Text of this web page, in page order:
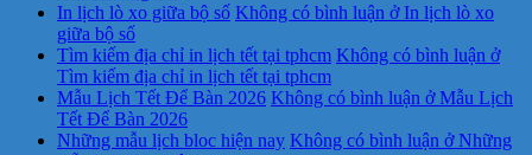
In lịch lò xo giữa bộ số Không có bình luận ở In lịch lò xo
giữa bộ số
Tìm kiếm địa chỉ in lịch tết tại tphcm Không có bình luận ở
Tìm kiếm địa chỉ in lịch tết tại tphcm
Mẫu Lịch Tết Để Bàn 2026 Không có bình luận ở Mẫu Lịch
Tết Để Bàn 2026
Những mẫu lịch bloc hiện nay Không có bình luận ở Những